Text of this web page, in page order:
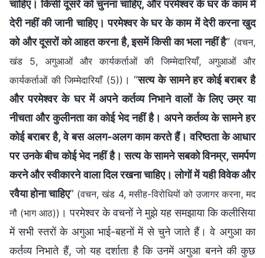
चाहिए। किसी दूसरे को चुनना चाहिए, और परमेश्वर के घर के काम में
देरी नहीं की जानी चाहिए। परमेश्वर के घर के काम में देरी करना खुद
को और दूसरों को आहत करना है, इसमें किसी का भला नहीं है” (वचन,
खंड 5, अगुआओं और कार्यकर्ताओं की जिम्मेदारियाँ, अगुआओं और
कार्यकर्ताओं की जिम्मेदारियाँ (5)) । “सत्य के सामने हर कोई बराबर है
और परमेश्वर के घर में अपने कर्तव्य निभाने वालों के लिए उम्र या
नीचता और कुलीनता का कोई भेद नहीं है। अपने कर्तव्य के सामने हर
कोई बराबर है, वे बस अलग-अलग काम करते हैं। वरिष्ठता के आधार
पर उनके बीच कोई भेद नहीं है। सत्य के सामने सबको विनम्र, समर्पण
करने और स्वीकारने वाला दिल रखना चाहिए। लोगों में यही विवेक और
रवैया होना चाहिए” (वचन, खंड 4, मसीह-विरोधियों को उजागर करना, मद
नौ (भाग आठ)) । परमेश्वर के वचनों ने मुझे यह समझाया कि कलीसिया
में सभी स्तरों के अगुआ भाई-बहनों में से चुने जाते हैं। वे अगुआ का
कर्तव्य निभाते हैं, जो यह दर्शाता है कि उनमें अगुआ बनने की कुछ